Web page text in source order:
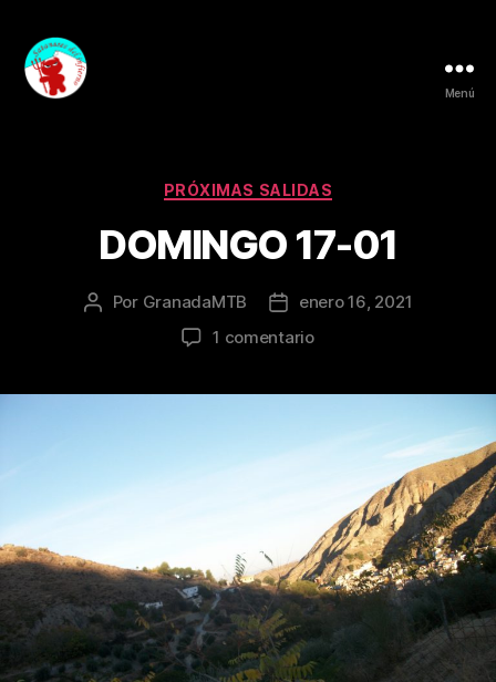
Menú
Categorías
PRÓXIMAS SALIDAS
DOMINGO 17-01
Autor
Por GranadaMTB
Fecha
de
enero 16, 2021
1 comentarioen